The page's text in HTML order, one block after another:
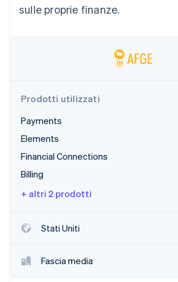
Radar
Atlas
Costituzione di start-up
Identity
Guarda ora
Ecosistema
Partner
Stripe App Marketplace
sulle proprie finanze.
Prodotti utilizzati
Payments
Elements
Financial Connections
Billing
+ altri 2 prodotti
Stati Uniti
Fascia media